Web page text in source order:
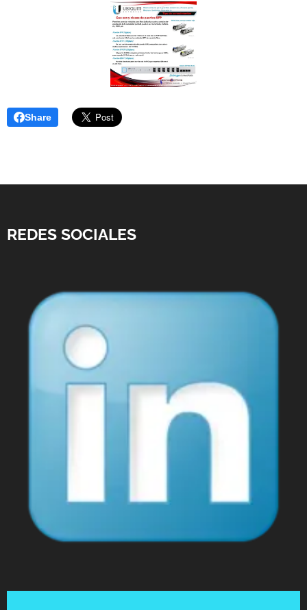
Share
REDES SOCIALES